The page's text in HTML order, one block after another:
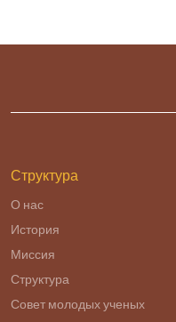
Структура
О нас
История
Миссия
Структура
Совет молодых ученых